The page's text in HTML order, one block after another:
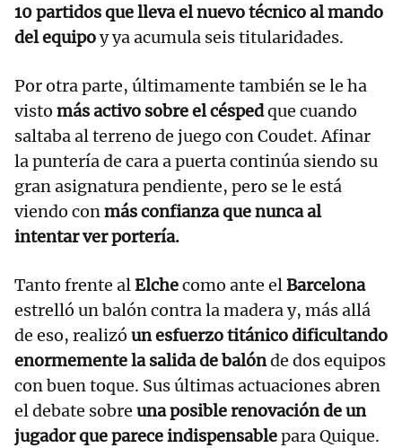
10 partidos que lleva el nuevo técnico al mando
del equipoy ya acumula seis titularidades.
Por otra parte, últimamente también se le ha
visto más activo sobre el céspedque cuando
saltaba al terreno de juego con Coudet. Afinar
la puntería de cara a puerta continúa siendo su
gran asignatura pendiente, pero se le está
viendo conmás confianza que nunca al
intentar ver portería.
Tanto frente alElchecomo ante elBarcelona
estrelló un balón contra la madera y, más allá
de eso, realizó un esfuerzo titánico dificultando
enormemente la salida de balónde dos equipos
con buen toque. Sus últimas actuaciones abren
el debate sobre una posible renovación de un
jugador que parece indispensablepara Quique.